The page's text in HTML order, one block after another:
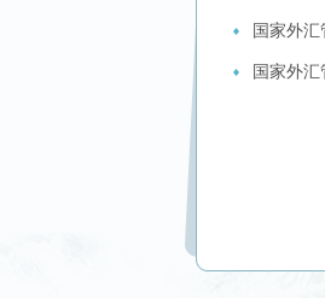
国家外
国家外